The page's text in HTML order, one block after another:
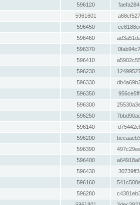
596120
5961601
596450
596460
596370
596410
596230
596330
596350
596300
596250
596140
596200
596390
596400
596430
596160
596280